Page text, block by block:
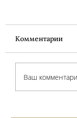
Комментарии
Ваш